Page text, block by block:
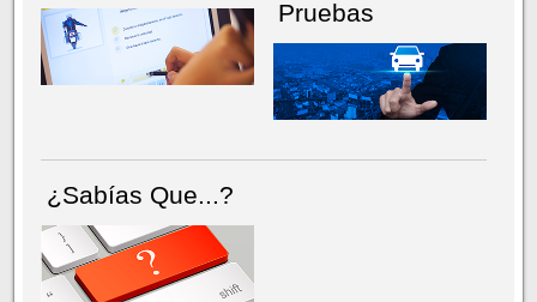
Pruebas
¿Sabías Que...?